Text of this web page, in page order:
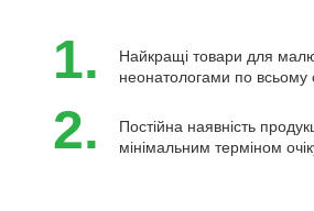
1.
Найкращі товари для
неонатологами по всьому
2.
Постійна наявність
мінімальним терміном